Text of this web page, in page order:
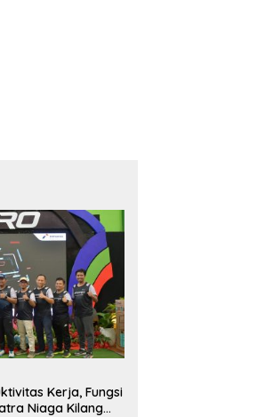
Kerja, Fungsi
Niaga Kilang